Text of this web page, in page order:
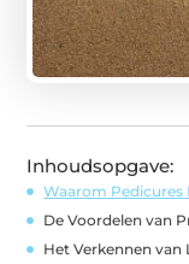
Inhoudsopgave:
Waarom Pedicures
De Voordelen van
Het Verkennen van